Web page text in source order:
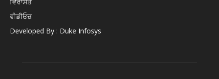
ਵਿਰਾਸਤ
ਵੀਡੀਓਜ਼
Developed By : Duke Infosys